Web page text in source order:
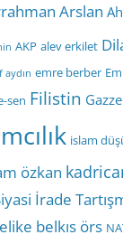
Arslan
AKP alev erkilet
aydın emre berber
sen Filistin Gazze
islam
özkan
İrade
belkıs örs